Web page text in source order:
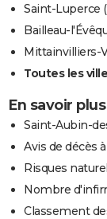
Saint-Luperce
Bailleau-
Mittainvilliers-
Toutes les
En savoir
Saint-Aubin-
Avis de décès
Risques
Nombre
Classement